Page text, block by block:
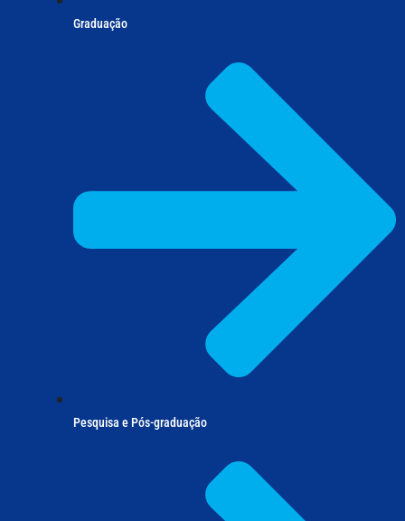
Graduação
Pesquisa e Pós-graduação